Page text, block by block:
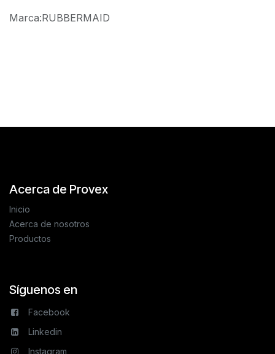
Marca:RUBBERMAID
Acerca de Provex
Inicio
Acerca de nosotros
Productos
Síguenos en
Facebook
Linkedin
Instagram